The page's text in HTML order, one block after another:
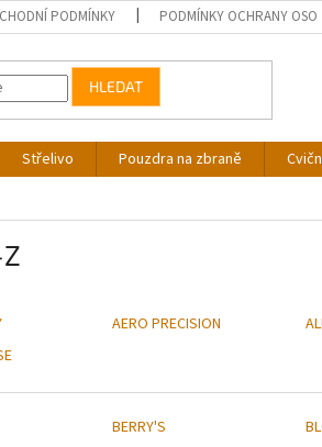
PODMÍNKY PODMÍNKY OCHRANY
HLEDAT
Střelivo Pouzdra na zbraně
AERO PRECISION
BERRY'S